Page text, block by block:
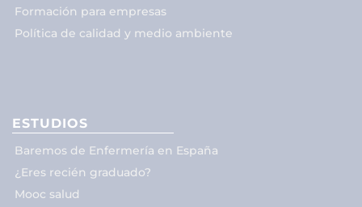
Formación para empresas
Política de calidad y medio ambiente
ESTUDIOS
Baremos de Enfermería en España
¿Eres recién graduado?
Mooc salud